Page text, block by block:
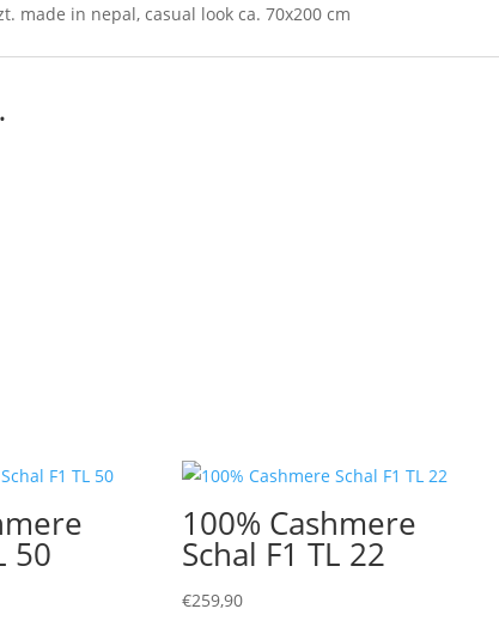
made in nepal, casual look ca. 70x200 cm
50
100% Cashmere
Schal F1 TL 22
€259,90